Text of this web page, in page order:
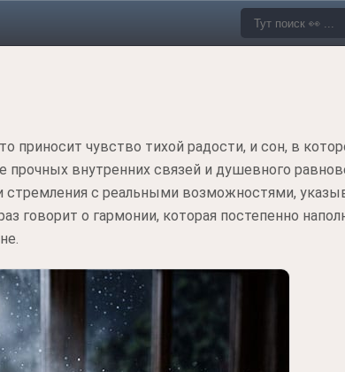
приносит чувство тихой радости, и сон, в
прочных внутренних связей и душевного
с реальными возможностями,
говорит о гармонии, которая постепенно